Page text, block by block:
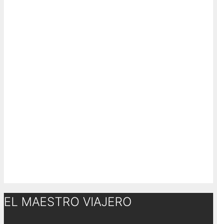
EL MAESTRO VIAJERO